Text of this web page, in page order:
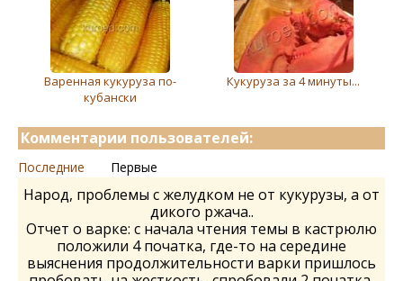
Варенная кукуруза по-
кубански
Кукуруза за 4 минуты...
Комментарии пользователей:
Последние Первые
Народ, проблемы с желудком не от кукурузы, а от
дикого ржача..
Отчет о варке: с начала чтения темы в кастрюлю
положили 4 початка, где-то на середине
выяснения продолжительности варки пришлось